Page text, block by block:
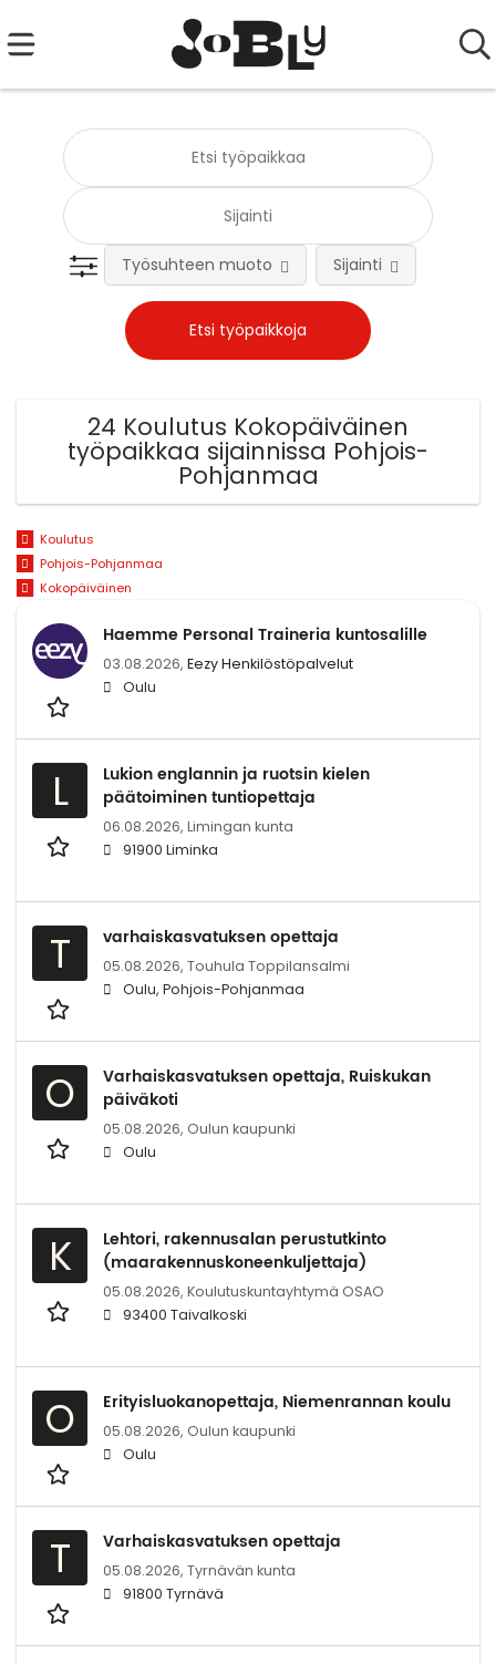
Työsuhteen muoto Sijainti
24 Koulutus Kokopäiväinen
työpaikkaa sijainnissa Pohjois-
Pohjanmaa
Koulutus
Pohjois-Pohjanmaa
Kokopäiväinen
Haemme Personal Traineria kuntosalille
03.08.2026, Eezy Henkilöstöpalvelut
Oulu
L
Lukion englannin ja ruotsin kielen
päätoiminen tuntiopettaja
06.08.2026, Limingan kunta
91900 Liminka
T varhaiskasvatuksen opettaja
05.08.2026, Touhula Toppilansalmi
Oulu, Pohjois-Pohjanmaa
O
Varhaiskasvatuksen opettaja, Ruiskukan
päiväkoti
05.08.2026, Oulun kaupunki
Oulu
K
Lehtori, rakennusalan perustutkinto
(maarakennuskoneenkuljettaja)
05.08.2026, Koulutuskuntayhtymä OSAO
93400 Taivalkoski
O Erityisluokanopettaja, Niemenrannan koulu
05.08.2026, Oulun kaupunki
Oulu
T Varhaiskasvatuksen opettaja
05.08.2026, Tyrnävän kunta
91800 Tyrnävä